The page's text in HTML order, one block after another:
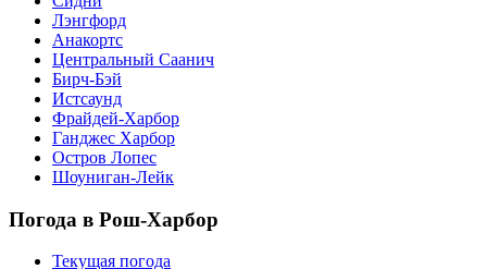
Лэнгфорд
Анакортс
Центральный Саанич
Бирч-Бэй
Истсаунд
Фрайдей-Харбор
Ганджес Харбор
Остров Лопес
Шоуниган-Лейк
Погода в Рош-Харбор
Текущая погода